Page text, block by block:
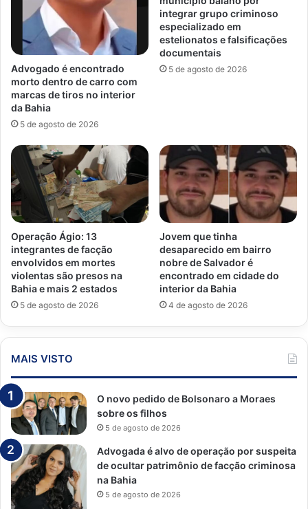
Advogado é encontrado
morto dentro de carro com
marcas de tiros no interior
da Bahia
5 de agosto de 2026
integrar grupo criminoso
especializado em
estelionatos e falsificações
documentais
5 de agosto de 2026
Operação Ágio: 13
integrantes de facção
envolvidos em mortes
violentas são presos na
Bahia e mais 2 estados
5 de agosto de 2026
Jovem que tinha
desaparecido em bairro
nobre de Salvador é
encontrado em cidade do
interior da Bahia
4 de agosto de 2026
MAIS VISTO
O novo pedido de Bolsonaro a Moraes
sobre os filhos
5 de agosto de 2026
Advogada é alvo de operação por suspeita
de ocultar patrimônio de facção criminosa
na Bahia
5 de agosto de 2026